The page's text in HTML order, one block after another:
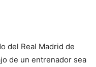
del Real Madrid de
de un entrenador sea